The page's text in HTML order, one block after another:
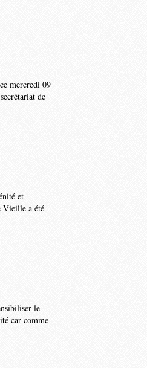
mercredi 09
de
et
Vieille a été
le
car comme